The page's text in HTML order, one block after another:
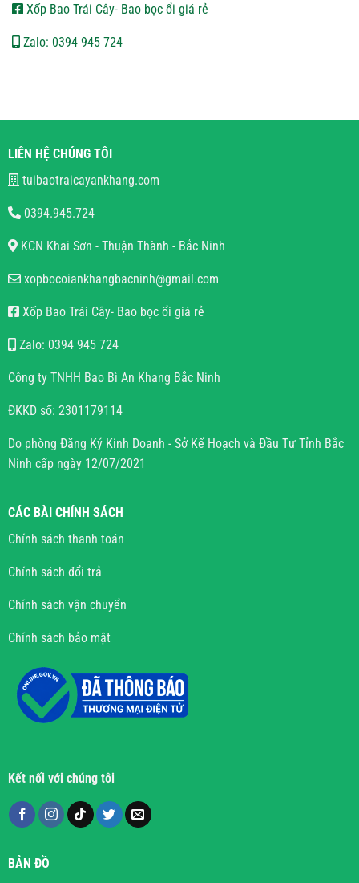
Xốp Bao Trái Cây- Bao bọc ổi giá rẻ
Zalo: 0394 945 724
LIÊN HỆ CHÚNG TÔI
tuibaotraicayankhang.com
0394.945.724
KCN Khai Sơn - Thuận Thành - Bắc Ninh
xopbocoiankhangbacninh@gmail.com
Xốp Bao Trái Cây- Bao bọc ổi giá rẻ
Zalo: 0394 945 724
Công ty TNHH Bao Bì An Khang Bắc Ninh
ĐKKD số: 2301179114
Do phòng Đăng Ký Kinh Doanh - Sở Kế Hoạch và Đầu Tư Tỉnh Bắc
Ninh cấp ngày 12/07/2021
CÁC BÀI CHÍNH SÁCH
Chính sách thanh toán
Chính sách đổi trả
Chính sách vận chuyển
Chính sách bảo mật
Kết nối với chúng tôi
BẢN ĐỒ